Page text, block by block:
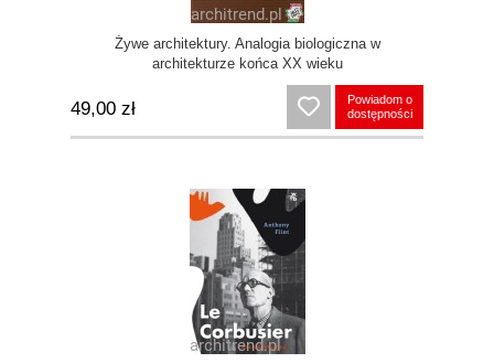
Żywe architektury. Analogia biologiczna w
architekturze końca XX wieku
49,00 zł
Powiadom o
dostępności